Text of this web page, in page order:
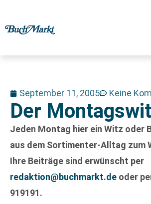
September 11, 2005 Keine
Der
Jeden Montag hier ein Witz oder
aus dem Sortimenter-Alltag zum
Ihre Beiträge sind erwünscht per
redaktion@buchmarkt.de oder
919191.